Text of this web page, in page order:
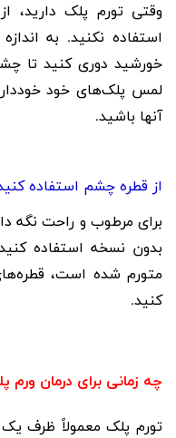
وقتی تورم پلک دارید،
استفاده نکنید. به
خورشید دوری کنید تا
لمس پلک‌های خود
آنها باشید.
از قطره چشم استفاده
برای مرطوب و راحت نگه
بدون نسخه استفاده
متورم شده است،
کنید.
چه زمانی برای درمان
تورم پلک معمولاً ظرف یک